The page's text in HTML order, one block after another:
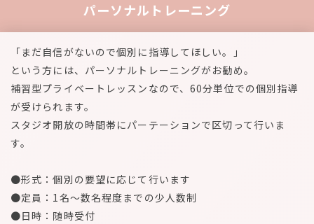
パーソナルトレーニング
「まだ自信がないので個別に指導してほしい。」
という方には、パーソナルトレーニングがお勧め。
補習型プライベートレッスンなので、60分単位での個別指導
が受けられます。
スタジオ開放の時間帯にパーテーションで区切って行いま
す。
●形式：個別の要望に応じて行います
●定員：1名～数名程度までの少人数制
●日時：随時受付